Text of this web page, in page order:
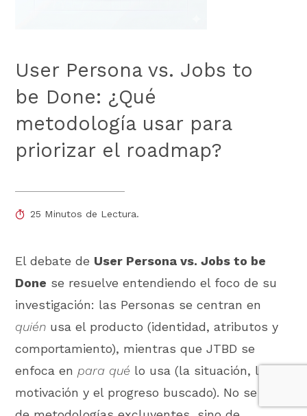
User Persona vs. Jobs to
be Done: ¿Qué
metodología usar para
priorizar el roadmap?
25 Minutos de Lectura.
El debate de User Persona vs. Jobs to be
Done se resuelve entendiendo el foco de su
investigación: las Personas se centran en
quién usa el producto (identidad, atributos y
comportamiento), mientras que JTBD se
enfoca enpara qué lo usa (la situación, la
motivación y el progreso buscado). No se trata